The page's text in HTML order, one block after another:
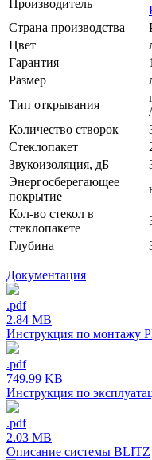
Производитель
Страна производства
Цвет
Гарантия
Размер
Тип открывания
Количество створок
Стеклопакет
Звукоизоляция, дБ
Энергосберегающее
покрытие
Кол-во стекол в
стеклопакете
Глубина
Документация
.pdf
2.84 MB
Инструкция по монтажу
.pdf
749.99 KB
Инструкция по
.pdf
2.03 MB
Описание системы BLITZ